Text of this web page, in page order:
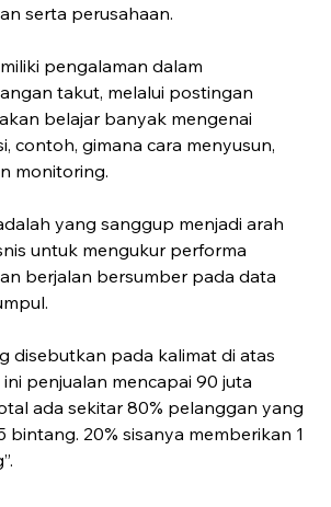
serta perusahaan.
pengalaman dalam
takut, melalui postingan
belajar banyak mengenai
contoh, gimana cara menyusun,
monitoring.
yang sanggup menjadi arah
untuk mengukur performa
berjalan bersumber pada data
disebutkan pada kalimat di atas
ini penjualan mencapai 90 juta
ada sekitar 80% pelanggan yang
bintang. 20% sisanya memberikan 1